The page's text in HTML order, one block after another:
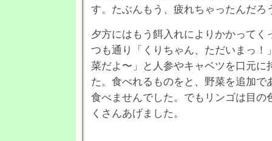
す。たぶんもう、疲れちゃったんだろ
夕方にはもう餌入れによりかかってく
つも通り「くりちゃん、ただいまっ！
菜だよ〜」と人参やキャベツを口元に
た。食べれるものをと、野菜を追加で
食べませんでした。でもリンゴは目の
くさんあげました。